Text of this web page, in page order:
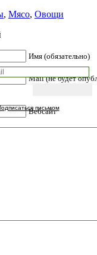
письмом
, Мясо, Овощи
Имя (обязательно)
Mail (не будет
Вебсайт